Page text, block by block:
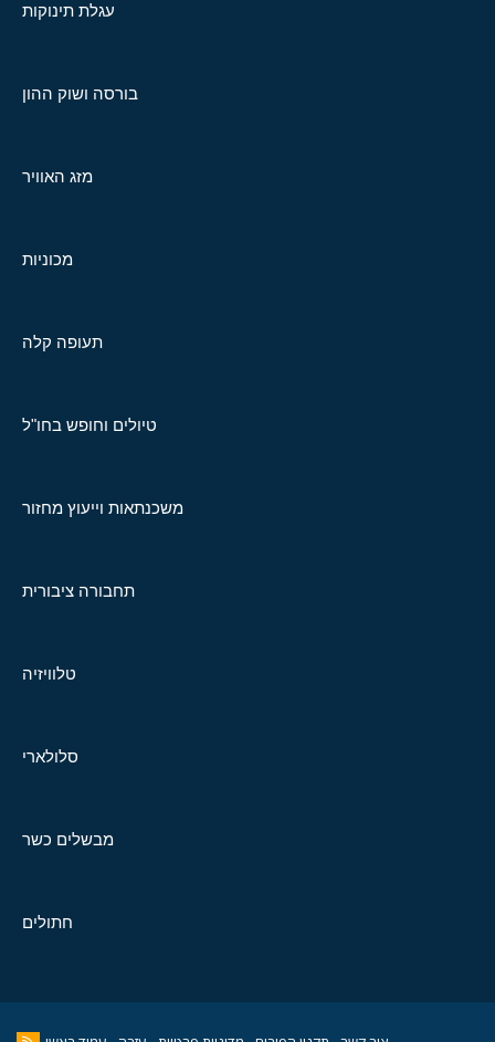
עגלת תינוקות
בורסה ושוק ההון
מזג האוויר
מכוניות
תעופה קלה
טיולים וחופש בחו"ל
משכנתאות וייעוץ מחזור
תחבורה ציבורית
טלוויזיה
סלולארי
מבשלים כשר
חתולים